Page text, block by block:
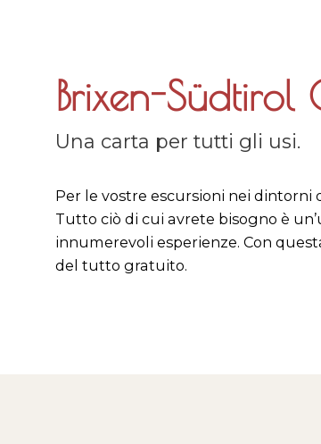
Brixen-Südtirol
Una carta per tutti gli usi.
Per le vostre escursioni nei dintorni
Tutto ciò di cui avrete bisogno è
innumerevoli esperienze. Con
del tutto gratuito.